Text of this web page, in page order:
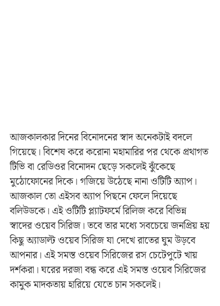
আজকালকার দিনের বিনোদনের স্বাদ অনেকটাই বদলে
গিয়েছে। বিশেষ করে করোনা মহামারির পর থেকে প্রথাগত
টিভি বা রেডিওর বিনোদন ছেড়ে সকলেই ঝুঁকেছে
মুঠোফোনের দিকে। গজিয়ে উঠেছে নানা ওটিটি অ্যাপ।
আজকাল তো এইসব অ্যাপ পিছনে ফেলে দিয়েছে
বলিউডকে। এই ওটিটি প্ল্যাটফর্মে রিলিজ করে বিভিন্ন
স্বাদের ওয়েব সিরিজ। তবে তার মধ্যে সবচেয়ে জনপ্রিয় হয়
কিছু অ্যাডাল্ট ওয়েব সিরিজ যা দেখে রাতের ঘুম উড়বে
আপনার। এই সমস্ত ওয়েব সিরিজের রস চেটেপুটে খায়
দর্শকরা। ঘরের দরজা বন্ধ করে এই সমস্ত ওয়েব সিরিজের
কামুক মাদকতায় হারিয়ে যেতে চান সকলেই।